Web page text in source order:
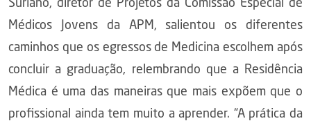
Suriano, diretor de Projetos da Comissão Especial de
Médicos Jovens da APM, salientou os diferentes
caminhos que os egressos de Medicina escolhem após
concluir a graduação, relembrando que a Residência
Médica é uma das maneiras que mais expõem que o
profissional ainda tem muito a aprender. “A prática da